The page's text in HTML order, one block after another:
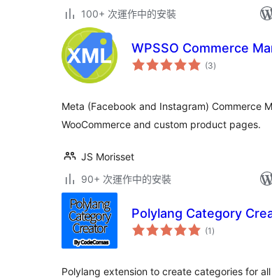
100+ 次運作中的安裝
WPSSO Commerce
(3總
評)
Meta (Facebook and Instagram) Commerce
WooCommerce and custom product pages.
JS Morisset
90+ 次運作中的安裝
Polylang Category
(1 總
評)
Polylang extension to create categories for